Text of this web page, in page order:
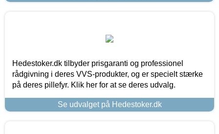
Hedestoker.dk tilbyder prisgaranti og professionel
rådgivning i deres VVS-produkter, og er specielt stærke
på deres pillefyr. Klik her for at se deres udvalg.
Se udvalget på Hedestoker.dk